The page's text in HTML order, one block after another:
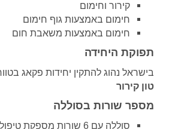
קירור וחימום
חימום באמצעות גוף חימום
חימום באמצעות משאבת חום
תפוקת היחידה
בישראל נהוג להתקין יחידות פקאג
טון קירור
מספר שורות בסוללה
סוללה עם 6 שורות מספקת טיפול טוב יותר בלחות